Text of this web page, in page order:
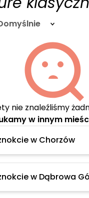
nie znaleźliśmy
w innym
w Chorzów
w Dąbrowa